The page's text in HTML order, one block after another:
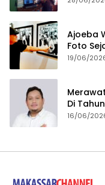
Ajoeba
Foto
19/06/
Di
16/06/